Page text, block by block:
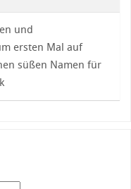
und
ersten Mal auf
süßen Namen für